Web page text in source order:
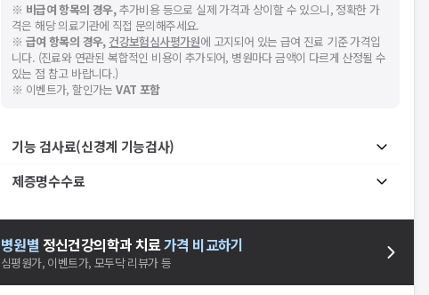
※ 비급여 항목의 경우,추가비용 등으로 실제 가격과 상이할 수 있으니, 정확한 가
격은 해당 의료기관에 직접 문의해주세요.
※ 급여 항목의 경우, 건강보험심사평가원에 고지되어 있는 급여 진료 기준 가격입
니다. (진료와 연관된 복합적인 비용이 추가되어, 병원마다 금액이 다르게 산정될 수
있는 점 참고 바랍니다.)
※ 이벤트가, 할인가는VAT 포함
기능 검사료(신경계 기능검사)
제증명수수료
병원별 정신건강의학과치료가격 비교하기
심평원가, 이벤트가, 모두닥 리뷰가 등